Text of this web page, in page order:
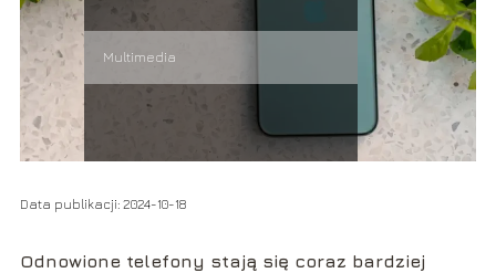
Multimedia
Data publikacji: 2024-10-18
Odnowione telefony stają się coraz bardziej